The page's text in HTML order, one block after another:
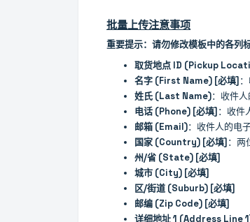
批量上传注意事项
重要提示：请勿修改模板中的各列标
取货地点 ID (Pickup
名字 (First Name) [必填]
姓氏 (Last Name)：收件人
电话 (Phone) [必填]：收件
邮箱 (Email)：收件人的电
国家 (Country) [必填]：两
州/省 (State) [必填]
城市 (City) [必填]
区/街道 (Suburb) [必填]
邮编 (Zip Code) [必填]
详细地址 1 (Address Line